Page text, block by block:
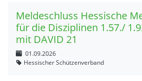
Meldeschluss Hessische
für die Disziplinen 1.57./
mit DAVID 21
01.09.2026
Hessischer Schützenverband